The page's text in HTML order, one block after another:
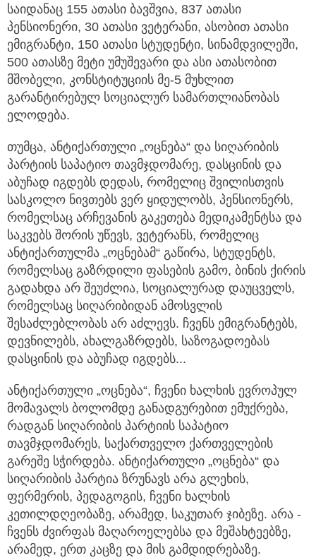
საიდანაც 155 ათასი ბავშვია, 837 ათასი
პენსიონერი, 30 ათასი ვეტერანი, ასობით ათასი
ემიგრანტი, 150 ათასი სტუდენტი, სინამდვილეში,
500 ათასზე მეტი უმუშევარი და ასი ათასობით
მშობელი, კონსტიტუციის მე-5 მუხლით
გარანტირებულ სოციალურ სამართლიანობას
ელოდება.
თუმცა, ანტიქართული „ოცნება“ და სიღარიბის
პარტიის საპატიო თავმჯდომარე, დასცინის და
აბუჩად იგდებს დედას, რომელიც შვილისთვის
სასკოლო ნივთებს ვერ ყიდულობს, პენსიონერს,
რომელსაც არჩევანის გაკეთება მედიკამენტსა და
საკვებს შორის უწევს, ვეტერანს, რომელიც
ანტიქართულმა „ოცნებამ“ გაწირა, სტუდენტს,
რომელსაც გაზრდილი ფასების გამო, ბინის ქირის
გადახდა არ შეუძლია, სოციალურად დაუცველს,
რომელსაც სიღარიბიდან ამოსვლის
შესაძლებლობას არ აძლევს. ჩვენს ემიგრანტებს,
დევნილებს, ახალგაზრდებს, საზოგადოებას
დასცინის და აბუჩად იგდებს...
ანტიქართული „ოცნება“, ჩვენი ხალხის ევროპულ
მომავალს ბოლომდე განადგურებით ემუქრება,
რადგან სიღარიბის პარტიის საპატიო
თავმჯდომარეს, საქართველო ქართველების
გარეშე სჭირდება. ანტიქართული „ოცნება“ და
სიღარიბის პარტია ზრუნავს არა გლეხის,
ფერმერის, პედაგოგის, ჩვენი ხალხის
კეთილდღეობაზე, არამედ, საკუთარ ჯიბეზე. არა -
ჩვენს ძვირფას მაღაროელებსა და მეშახტეებზე,
არამედ, ერთ კაცზე და მის გამდიდრებაზე.